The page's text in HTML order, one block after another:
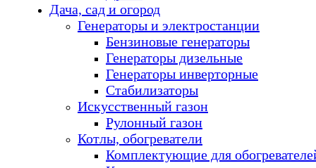
Дача, сад и огород
Генераторы и электростанции
Бензиновые генераторы
Генераторы дизельные
Генераторы инверторные
Стабилизаторы
Искусственный газон
Рулонный газон
Котлы, обогреватели
Комплектующие для